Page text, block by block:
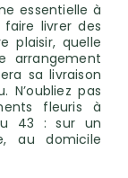
essentielle à
livrer des
plaisir, quelle
arrangement
sa livraison
pas
fleuris à
43 : sur un
au domicile